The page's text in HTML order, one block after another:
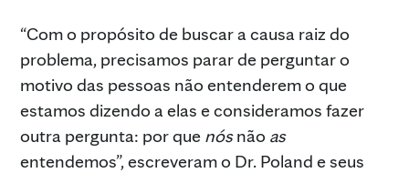
“Com o propósito de buscar a causa raiz do
problema, precisamos parar de perguntar o
motivo das pessoas não entenderem o que
estamos dizendo a elas e consideramos fazer
outra pergunta: por que nósnão as
entendemos”, escreveram o Dr. Poland e seus